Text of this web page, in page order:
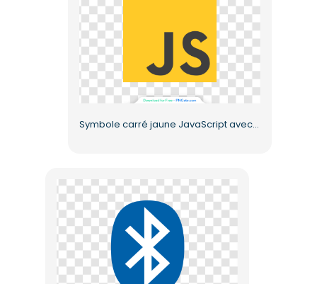
Symbole carré jaune JavaScript avec lettres JS (PNG gratuit)